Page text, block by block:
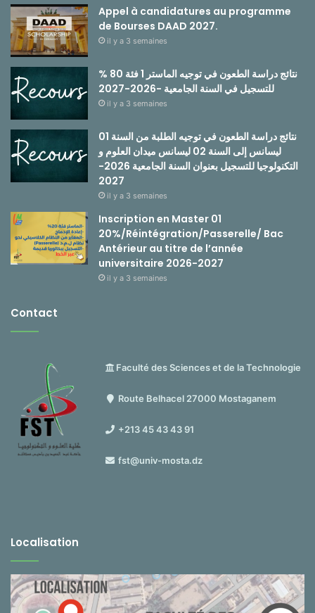
Appel à candidatures au programme
de Bourses DAAD 2027.
il y a 3 semaines
نتائج دراسة الطعون في توجيه الماستر 1 فئة 80 %
للتسجيل في السنة الجامعية -2026-2027
il y a 3 semaines
نتائج دراسة الطعون في توجيه الطلبة من السنة 01
ليسانس إلى السنة 02 ليسانس ميدان العلوم و
التكنولوجيا للتسجيل بعنوان السنة الجامعية 2026-
2027
il y a 3 semaines
Inscription en Master 01
20%/Réintégration/Passerelle/ Bac
Antérieur au titre de l’année
universitaire 2026-2027
il y a 3 semaines
Contact
Faculté des Sciences et de la Technologie
Route Belhacel 27000 Mostaganem
+213 45 43 43 91
fst@univ-mosta.dz
Localisation